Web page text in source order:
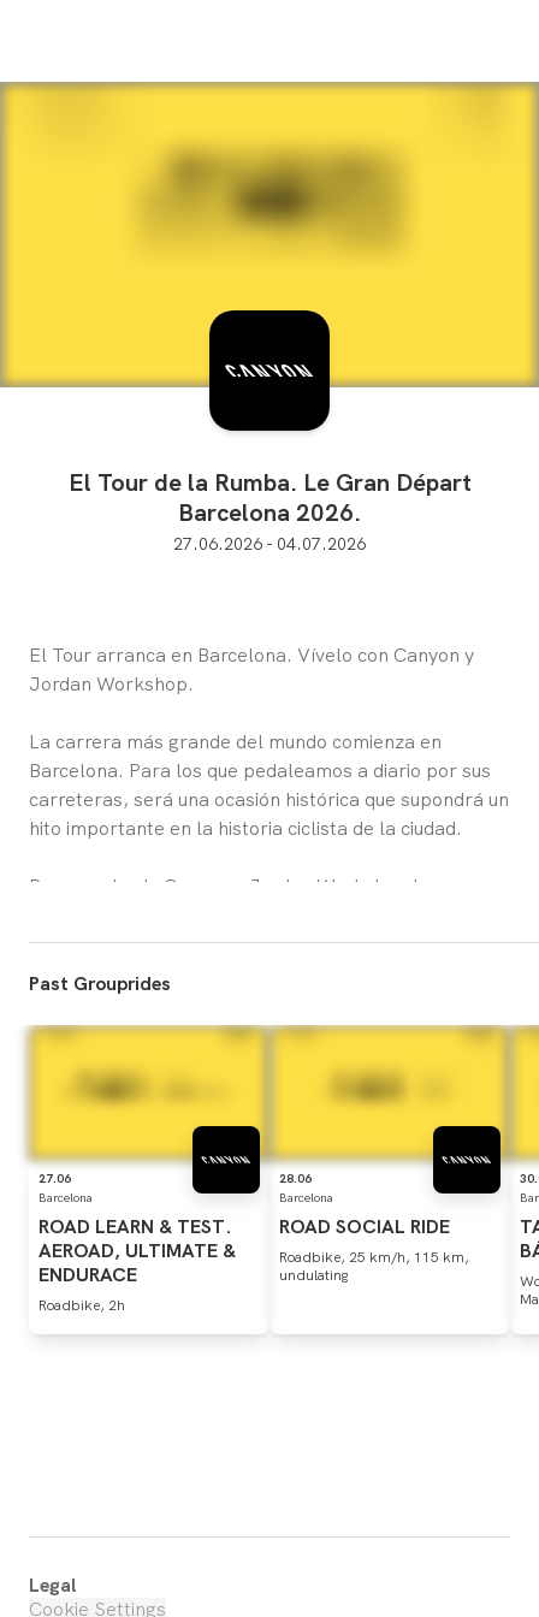
El Tour de la Rumba. Le Gran Départ
Barcelona 2026.
27.06.2026 - 04.07.2026
El Tour arranca en Barcelona. Vívelo con Canyon y
Jordan Workshop.
La carrera más grande del mundo comienza en
Barcelona. Para los que pedaleamos a diario por sus
carreteras, será una ocasión histórica que supondrá un
hito importante en la historia ciclista de la ciudad.
Por eso, desde Canyon y Jordan Workshop hemos
compartamos en comunidad este momento tan
especial.
Descubre lo que hemos preparado y únete a nosotros.
Past Grouprides
27.06
Barcelona
ROAD LEARN & TEST.
AEROAD, ULTIMATE &
ENDURACE
Roadbike, 2h
28.06
Barcelona
ROAD SOCIAL RIDE
Roadbike, 25 km/h, 115 km,
undulating
Legal
Cookie Settings